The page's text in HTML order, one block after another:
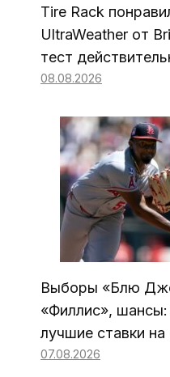
Tire Rack
UltraWeather от
тест
08.08.2026
Выборы «Блю
«Филлис»,
лучшие ставки на
07.08.2026